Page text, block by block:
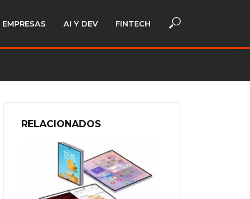
EMPRESAS AI Y DEV FINTECH
RELACIONADOS